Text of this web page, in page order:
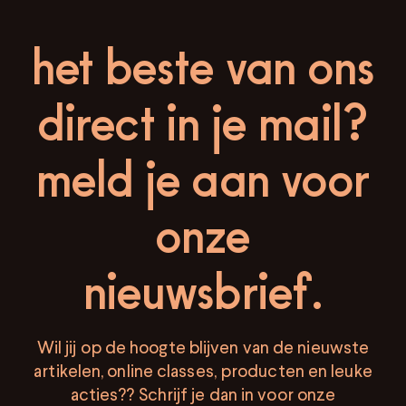
het beste van ons
direct in je mail?
meld je aan voor
onze
nieuwsbrief.
Wil jij op de hoogte blijven van de nieuwste
artikelen, online classes, producten en leuke
acties?? Schrijf je dan in voor onze